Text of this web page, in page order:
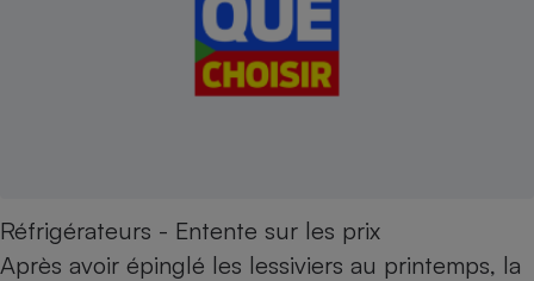
Réfrigérateurs - Entente sur les prix
Après avoir épinglé les lessiviers au printemps, la